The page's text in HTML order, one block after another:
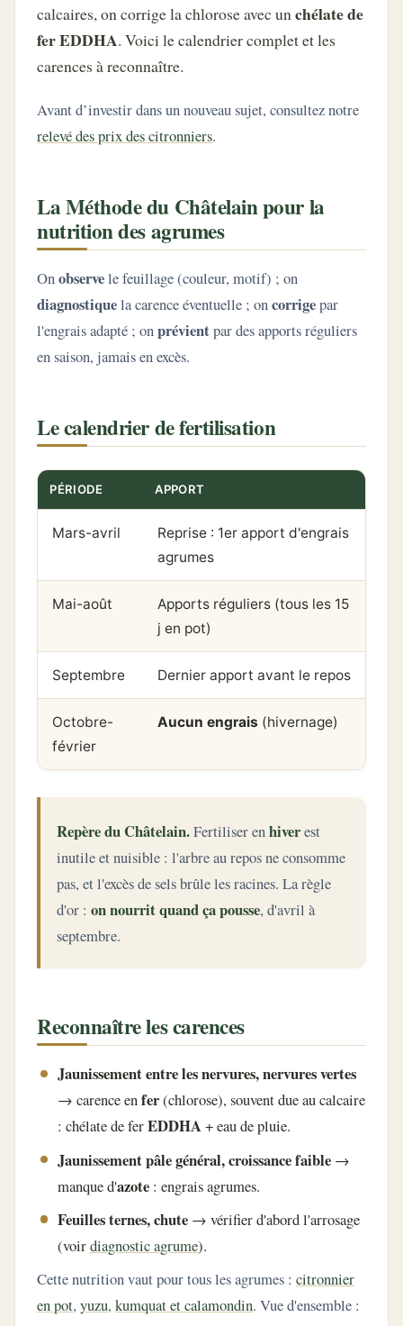
calcaires, on corrige la chlorose avec unchélate de
fer EDDHA. Voici le calendrier complet et les
carences à reconnaître.
Avant d’investir dans un nouveau sujet, consultez notre
relevé des prix des citronniers.
La Méthode du Châtelain pour la
nutrition des agrumes
Onobservele feuillage (couleur, motif) ; on
diagnostiquela carence éventuelle ; oncorrigepar
l'engrais adapté ; onprévientpar des apports réguliers
en saison, jamais en excès.
Le calendrier de fertilisation
PÉRIODE APPORT
Mars-avril
Reprise : 1er apport d'engrais
agrumes
Mai-août
Apports réguliers (tous les 15
j en pot)
Septembre Dernier apport avant le repos
Octobre-
février
Aucun engrais (hivernage)
Repère du Châtelain.Fertiliser enhiverest
inutile et nuisible : l'arbre au repos ne consomme
pas, et l'excès de sels brûle les racines. La règle
d'or :on nourrit quand ça pousse, d'avril à
septembre.
Reconnaître les carences
Jaunissement entre les nervures, nervures vertes
→ carence enfer(chlorose), souvent due au calcaire
: chélate de ferEDDHA+ eau de pluie.
Jaunissement pâle général, croissance faible →
manque d'azote : engrais agrumes.
Feuilles ternes, chute → vérifier d'abord l'arrosage
(voirdiagnostic agrume).
Cette nutrition vaut pour tous les agrumes : citronnier
en pot, yuzu, kumquat et calamondin. Vue d'ensemble :